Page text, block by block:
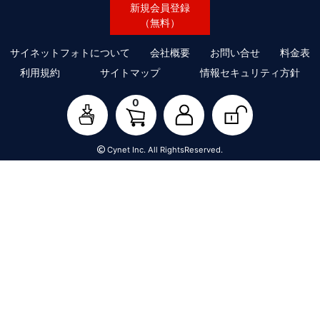
新規会員登録
（無料）
サイネットフォトについて 会社概要 お問い合せ
料金表
利用規約
サイトマップ 情報セキュリティ方針
0
Cynet Inc. All RightsReserved.